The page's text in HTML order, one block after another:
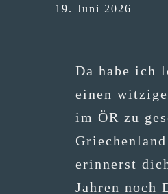
19. Juni 2026
Da habe ich
einen
im ÖR zu
erin­nerst
Jah­ren noch